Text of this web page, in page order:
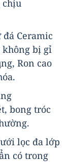
chịu
Ceramic
không bị gỉ
Ron cao
bong tróc
lọc đa lớp
có trong